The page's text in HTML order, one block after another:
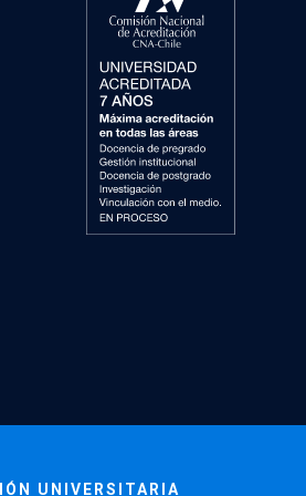
UNIVERSITARIA